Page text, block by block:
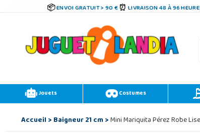
ENVOI GRATUIT > 90 € LIVRAISON 48 À 96
Jouets Costumes
Accueil>Baigneur 21 cm>Mini Mariquita Pérez Robe